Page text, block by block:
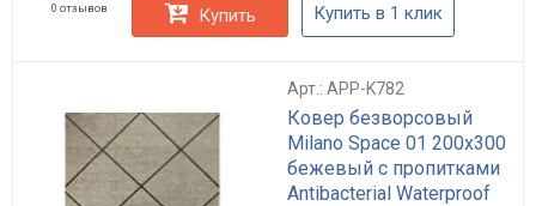
0 отзывов Купить Купить в 1 клик
Арт.: APP-K782
Ковер безворсовый
Milano Space 01 200х300
бежевый с пропитками
Antibacterial Waterproof